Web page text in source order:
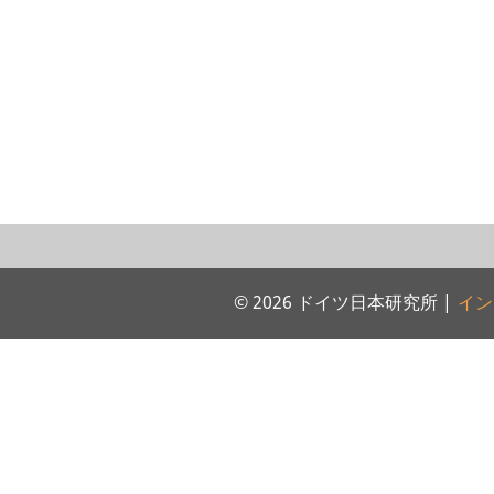
© 2026 ドイツ日本研究所 | イ